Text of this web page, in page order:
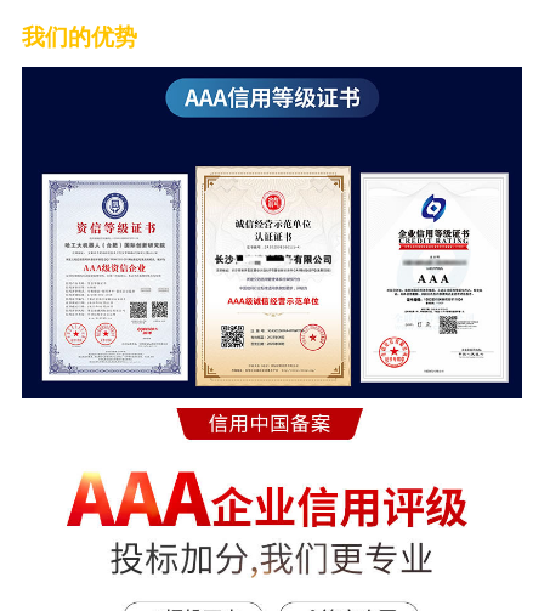
我们的优势